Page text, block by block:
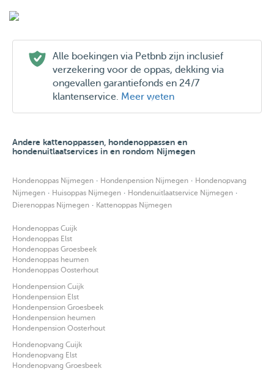
Alle boekingen via Petbnb zijn inclusief
verzekering voor de oppas, dekking via
ongevallen garantiefonds en 24/7
klantenservice. Meer weten
Andere kattenoppassen, hondenoppassen en
hondenuitlaatservices in en rondom Nijmegen
Hondenoppas Nijmegen · Hondenpension Nijmegen · Hondenopvang
Nijmegen · Huisoppas Nijmegen · Hondenuitlaatservice Nijmegen ·
Dierenoppas Nijmegen · Kattenoppas Nijmegen
Hondenoppas Cuijk
Hondenoppas Elst
Hondenoppas Groesbeek
Hondenoppas heumen
Hondenoppas Oosterhout
Hondenpension Cuijk
Hondenpension Elst
Hondenpension Groesbeek
Hondenpension heumen
Hondenpension Oosterhout
Hondenopvang Cuijk
Hondenopvang Elst
Hondenopvang Groesbeek